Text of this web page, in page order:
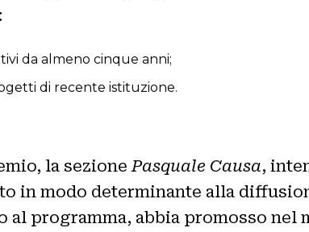
da almeno cinque anni;
di recente istituzione.
la sezione Pasquale Causa,
in modo determinante alla
al programma, abbia promosso